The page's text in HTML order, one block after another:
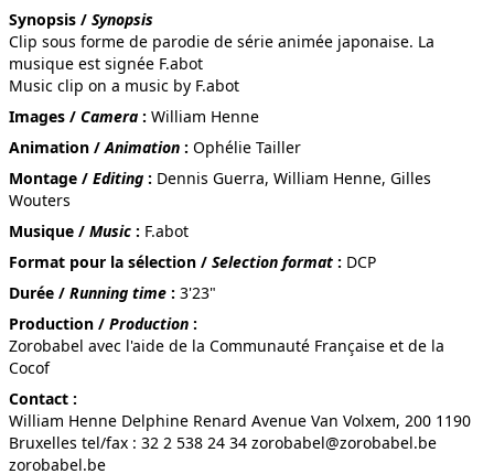
CE QUI BOUGE EST VIVANT
CÂLINE
Synopsis / Synopsis
Clip sous forme de parodie de série animée japonaise. La
musique est signée F.abot
Music clip on a music by F.abot
Images / Camera : William Henne
Animation /Animation : Ophélie Tailler
Montage / Editing : Dennis Guerra, William Henne, Gilles
Wouters
Musique / Music : F.abot
Format pour la sélection / Selection format : DCP
Durée / Running time : 3'23"
Production / Production :
Zorobabel avec l'aide de la Communauté Française et de la
Cocof
Contact :
William Henne Delphine Renard Avenue Van Volxem, 200 1190
Bruxelles tel/fax : 32 2 538 24 34 zorobabel@zorobabel.be
zorobabel.be